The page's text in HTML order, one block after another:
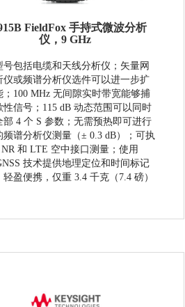
FieldFox 手持式微波分析
仪，9 GHz
号包括电缆和天线分析仪；矢量网
仪或频谱分析仪选件可以进一步扩
；100 MHz 无间隙实时带宽能够捕
性信号；115 dB 动态范围可以同时
部 4 个 S 参数；无需预热即可进行
频谱分析仪测量（± 0.3 dB）；可执
NR 和 LTE 空中接口测量；使用
技术提供地理定位和时间标记
轻盈便携，仅重 3.4 千克（7.4 磅）